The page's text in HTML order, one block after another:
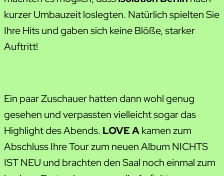
kurzer Umbauzeit loslegten. Natürlich spielten Sie
Ihre Hits und gaben sich keine Blöße, starker
Auftritt!
Ein paar Zuschauer hatten dann wohl genug
gesehen und verpassten vielleicht sogar das
Highlight des Abends. LOVE Akamen zum
Abschluss Ihre Tour zum neuen Album NICHTS
IST NEU und brachten den Saal noch einmal zum